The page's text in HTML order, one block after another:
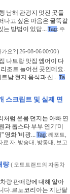
남해 관광지 멋진 곳들
나고 싶은 마음은 굴뚝같
는 방법이 있답...Tag: 주
가요?| 26-08-06 00:00 )
나트랑 맛집 엠어이 다
조트 늘어선 곳인데요.
남 현지 음식과 신...Ta
스크립트 및 실제 면
럼 온몸 던지는 아빠 연
톱스타 부부 연기'미
영화 '비광...Tag: 레포트
료 자, 방송대 방통대
보고
량 ( 오토트랜드의 자동차
량 판매량에 대해 알아
다.르노코리아는 지난달